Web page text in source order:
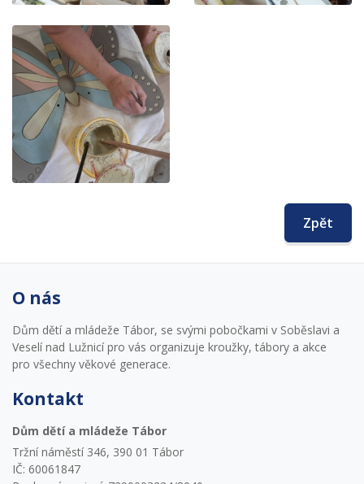
Zpět
O nás
Dům dětí a mládeže Tábor, se svými pobočkami v Soběslavi a
Veselí nad Lužnicí pro vás organizuje kroužky, tábory a akce
pro všechny věkové generace.
Kontakt
Dům dětí a mládeže Tábor
Tržní náměstí 346, 390 01 Tábor
IČ: 60061847